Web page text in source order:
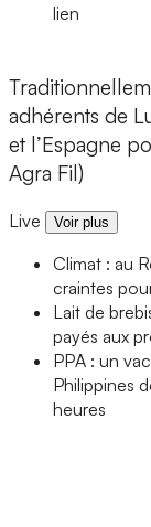
lien
adhérents de
et l’Espagne
Agra Fil)
Live Voir plus
Climat : au
craintes
Lait de
payés aux
PPA : un
Philippines
heures